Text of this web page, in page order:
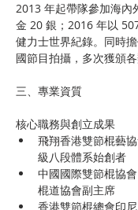
2013 年起帶隊參加海內
金 20 銀；2016 年以
健力士世界紀錄。同時
國節目拍攝，多次獲頒各
三、專業資質
核心職務與創立成果
飛翔香港雙節棍藝
級八段體系始創者
中國國際雙節棍協
棍道協會副主席
香港雙節棍總會印